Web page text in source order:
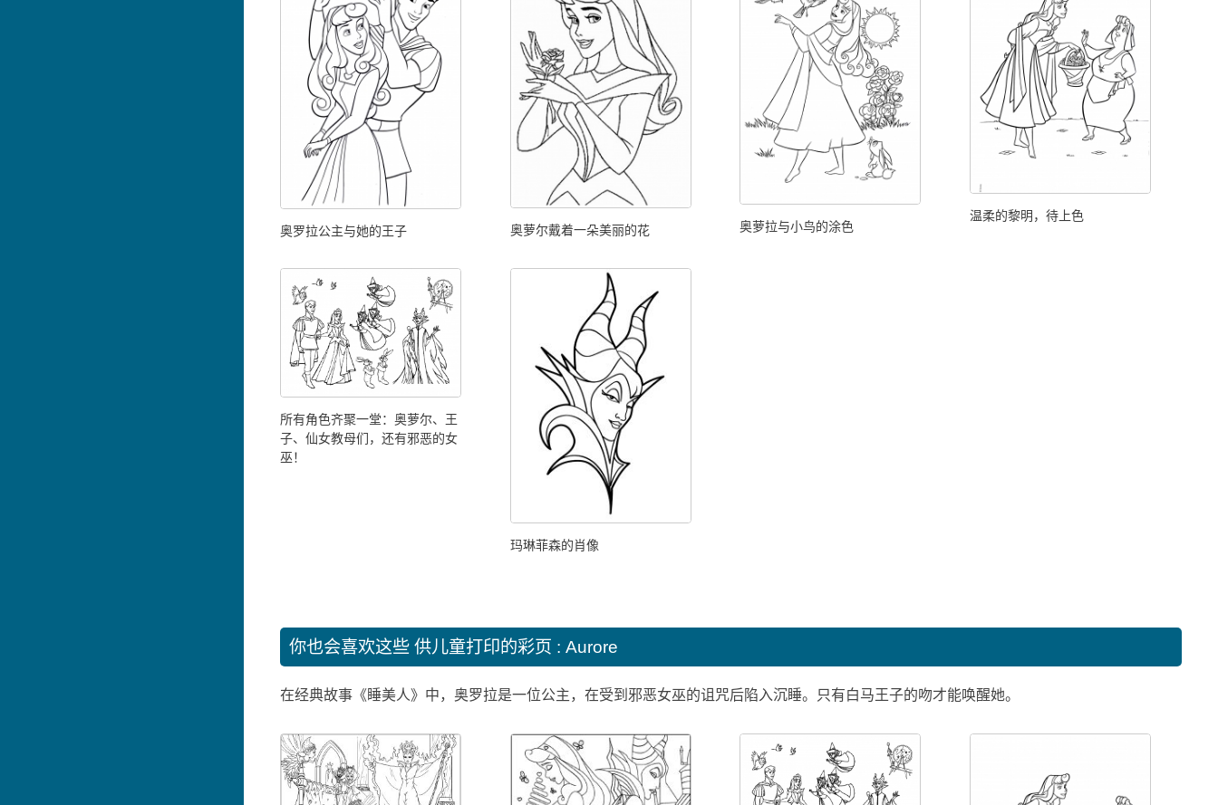
奥罗拉公主与她的王子 奥萝尔戴着一朵美丽的花 奥萝拉与小鸟的涂色
温柔的黎明，待上色
所有角色齐聚一堂：奥萝尔、王
子、仙女教母们，还有邪恶的女
巫！
玛琳菲森的肖像
你也会喜欢这些 供儿童打印的彩页 : Aurore
在经典故事《睡美人》中，奥罗拉是一位公主，在受到邪恶女巫的诅咒后陷入沉睡。只有白马王子的吻才能唤醒她。